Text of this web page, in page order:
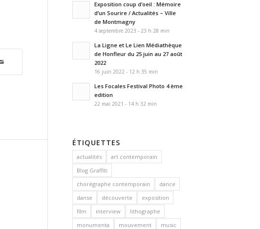
Exposition coup d’oeil : Mémoire
d’un Sourire / Actualités – Ville
de Montmagny
4 septembre 2023 - 23 h 28 min
La Ligne et Le Lien Médiathèque
de Honfleur du 25 juin au 27 août
2022
16 juin 2022 - 12 h 35 min
Les Focales Festival Photo 4 ème
edition
22 mai 2021 - 14 h 32 min
ÉTIQUETTES
actualités
art contemporain
Blog Graffiti
chorégraphe contemporain
dance
danse
découverte
exposition
film
interview
lithographe
monumenta
mouvement
music